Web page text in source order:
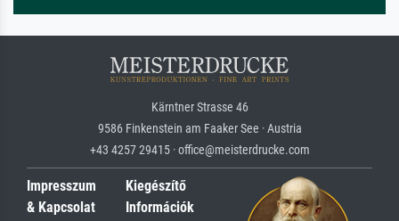
Kärntner Strasse 46
9586 Finkenstein am Faaker See · Austria
+43 4257 29415 · office@meisterdrucke.com
Impresszum
& Kapcsolat
Kiegészítő
Információk